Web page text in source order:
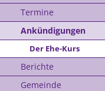
Termine
Ankündigungen
Der Ehe-Kurs
Berichte
Gemeinde